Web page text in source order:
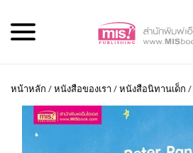
หน้าหลัก /หนังสือของเรา /หนังสือนิทานเด็ก /